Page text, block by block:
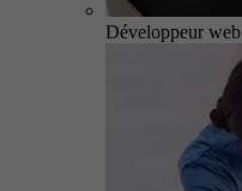
Développeur web